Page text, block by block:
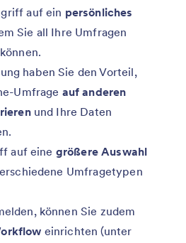
auf ein persönliches
Sie all Ihre Umfragen
haben Sie den Vorteil,
Umfrage auf anderen
und Ihre Daten
auf eine größere Auswahl
Umfragetypen
können Sie zudem
einrichten (unter